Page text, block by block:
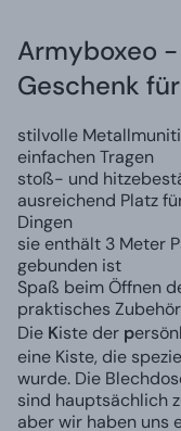
Armyboxeo
Geschenk
stilvolle
einfachen Tragen
stoß- und
ausreichend Platz
Dingen
sie enthält 3 Meter
gebunden ist
Spaß beim Öffnen
praktisches Zubehör
Die Kiste der p
eine Kiste, die
wurde. Die
sind hauptsächlich
aber wir haben uns